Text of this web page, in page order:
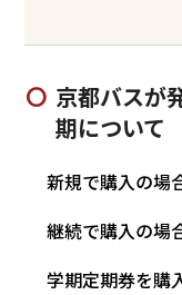
京都バスが
期について
新規で購入の場
継続で購入の場
学期定期券を購